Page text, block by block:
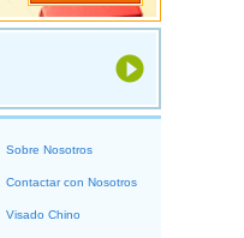
Sobre Nosotros
Contactar con Nosotros
Visado Chino